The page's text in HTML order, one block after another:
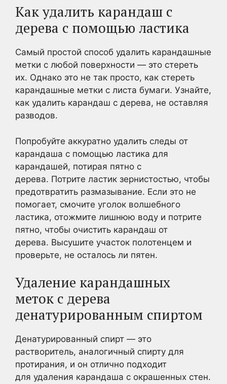
Как удалить карандаш с
дерева с помощью ластика
Самый простой способ удалить карандашные
метки с любой поверхности — это стереть
их. Однако это не так просто, как стереть
карандашные метки с листа бумаги. Узнайте,
как удалить карандаш с дерева, не оставляя
разводов.
Попробуйте аккуратно удалить следы от
карандаша с помощью ластика для
карандашей, потирая пятно с
дерева. Потрите ластик зернистостью, чтобы
предотвратить размазывание. Если это не
помогает, смочите уголок волшебного
ластика, отожмите лишнюю воду и потрите
пятно, чтобы очистить карандаш от
дерева. Высушите участок полотенцем и
проверьте, не осталось ли пятен.
Удаление карандашных
меток с дерева
денатурированным спиртом
Денатурированный спирт — это
растворитель, аналогичный спирту для
протирания, и он отлично подходит
для удаления карандаша с окрашенных стен.